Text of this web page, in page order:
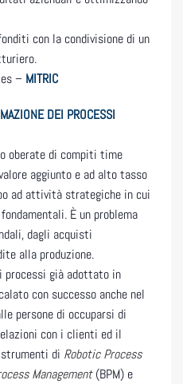
con la condivisione di un
– MITRIC
DEI PROCESSI
oberate di compiti time
aggiunto e ad alto tasso
ad attività strategiche in cui
È un problema
dagli acquisti
alla produzione.
processi già adottato in
con successo anche nel
persone di occuparsi di
con i clienti ed il
strumenti di Robotic Process
Management(BPM) e